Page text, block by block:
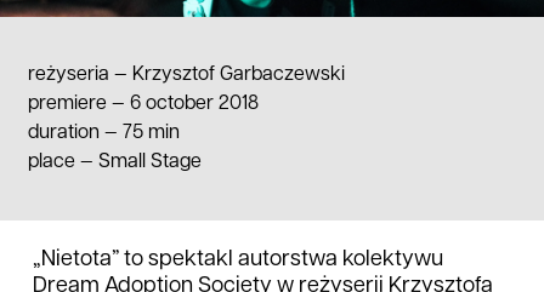
reżyseria — Krzysztof Garbaczewski
premiere — 6 october 2018
duration — 75 min
place — Small Stage
„Nietota” to spektakl autorstwa kolektywu
Dream Adoption Society w reżyserii Krzysztofa